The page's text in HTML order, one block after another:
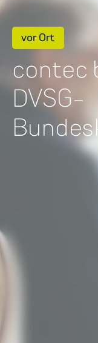
vor Ort
contec
DVSG-